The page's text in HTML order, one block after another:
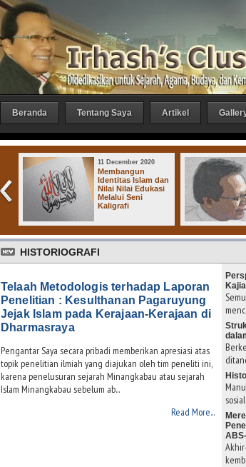
Beranda Tentang Saya Artikel
11 December 2020
Membangun
Identitas Islam dan
Nilai Nilai Edukasi
Melalui Seni
Kaligrafi
HISTORIOGRAFI
Telaah Metodologis terhadap Laporan
Penelitian : Kesulthanan Pagaruyung
Jejak Islam pada Kerajaan-Kerajaan di
Dharmasraya
Pengantar Saya secara pribadi memberikan apresiasi atas
topik penelitian ilmiah yang diajukan oleh tim peneliti ini,
karena penelusuran sejarah Minangkabau atau sejarah
Islam Minangkabau sebelum ab...
Read More...